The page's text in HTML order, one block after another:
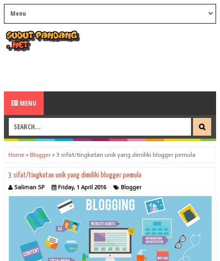
MENU
Home » Blogger » 3 sifat/tingkatan unik yang dimiliki blogger pemula
3 sifat/tingkatan unik yang dimiliki blogger pemula
Saliman SP Friday, 1 April 2016 Blogger